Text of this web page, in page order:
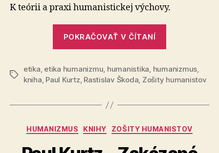
časť)
K teórii a praxi humanistickej výchovy.
POKRAČOVAŤ V ČÍTANÍ
Zakázané
ovocie:
časť)“
Značky
etika, etika humanizmu, humanistika, humanizmus,
kniha, Paul Kurtz, Rastislav Škoda, Zošity humanistov
Kategórie
HUMANIZMUS KNIHY ZOŠITY HUMANISTOV